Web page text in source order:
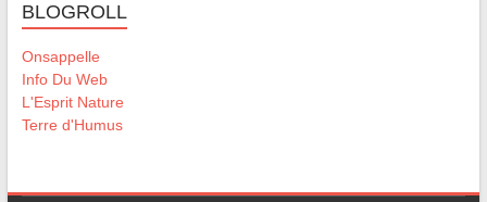
BLOGROLL
Onsappelle
Info Du Web
L'Esprit Nature
Terre d'Humus